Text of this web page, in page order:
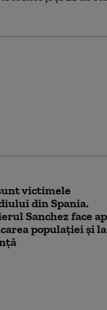
victimele
din Spania.
Sanchez face
populației și la